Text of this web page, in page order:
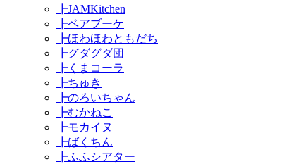
┣JAMKitchen
┣ベアブーケ
┣ほわほわともだち
┣グダグダ団
┣ くまコーラ
┣ちゅき
┣のろいちゃん
┣むかねこ
┣モカイヌ
┣ばくちん
┣ふふシアター